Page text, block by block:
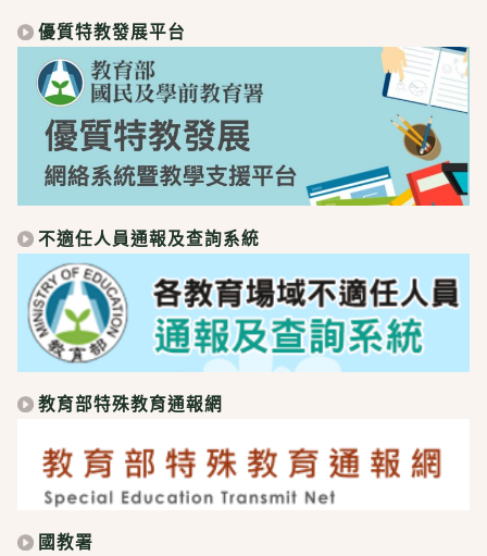
優質特教發展平台
不適任人員通報及查詢系統
教育部特殊教育通報網
國教署